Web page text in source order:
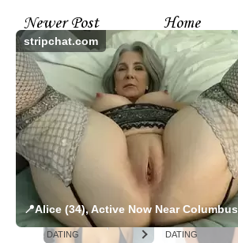
Newer Post Home
📍Alice (34), Active Now Near Columbus
stripchat.com
Columbus
DATING
Columbus
DATING